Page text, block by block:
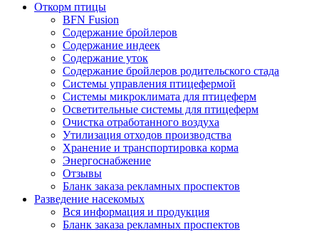
Откорм птицы
BFN Fusion
Содержание бройлеров
Содержание индеек
Содержание уток
Содержание бройлеров родительского стада
Системы управления птицефермой
Системы микроклимата для птицеферм
Осветительные системы для птицеферм
Очистка отработанного воздуха
Утилизация отходов производства
Хранение и транспортировка корма
Энергоснабжение
Отзывы
Бланк заказа рекламных проспектов
Разведение насекомых
Вся информация и продукция
Бланк заказа рекламных проспектов